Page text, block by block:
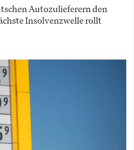
Autozulieferern den
Insolvenzwelle rollt